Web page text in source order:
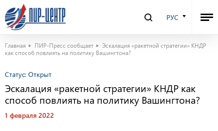
РУС
Главная ПИР-Пресс сообщает
Эскалация «ракетной стратегии» КНДР
как способ повлиять на политику Вашингтона?
Статус: Открыт
Эскалация «ракетной стратегии» КНДР как
способ повлиять на политику Вашингтона?
1 февраля 2022